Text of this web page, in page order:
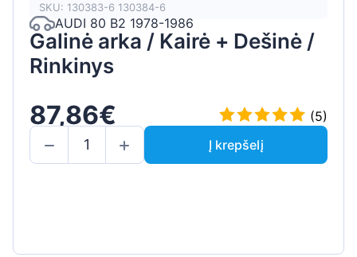
SKU: 130383-6 130384-6
AUDI 80 B2 1978-1986
Galinė arka / Kairė + Dešinė /
Rinkinys
87,86€
(5)
Į krepšelį